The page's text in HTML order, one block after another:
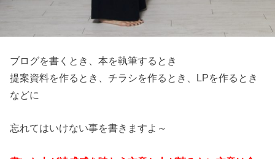
ブログを書くとき、本を執筆するとき
提案資料を作るとき、チラシを作るとき、LPを作るとき
などに
忘れてはいけない事を書きますよ～